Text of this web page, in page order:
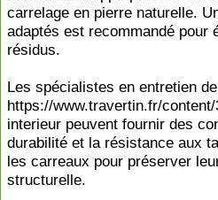
carrelage en pierre naturelle.
adaptés est recommandé pour
résidus.
Les spécialistes en entretien
https://www.travertin.fr/
interieur peuvent fournir des
durabilité et la résistance aux
les carreaux pour préserver
structurelle.